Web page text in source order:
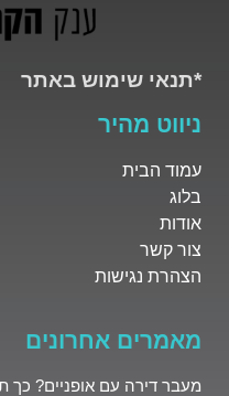
*תנאי שימוש באתר
ניווט מהיר
עמוד הבית
בלוג
אודות
צור קשר
הצהרת נגישות
מאמרים אחרונים
מעבר דירה עם אופניים?